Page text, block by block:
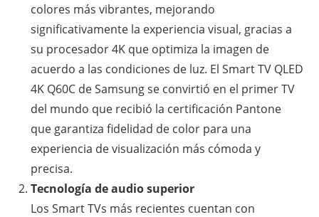
colores más vibrantes, mejorando
significativamente la experiencia visual, gracias a
su procesador 4K que optimiza la imagen de
acuerdo a las condiciones de luz. El Smart TV QLED
4K Q60C de Samsung se convirtió en el primer TV
del mundo que recibió la certificación Pantone
que garantiza fidelidad de color para una
experiencia de visualización más cómoda y
precisa.
Tecnología de audio superior
Los Smart TVs más recientes cuentan con